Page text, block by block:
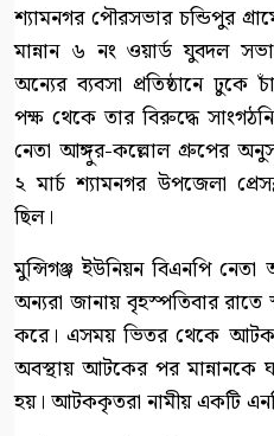
শ্যামনগর পৌরসভার চন্ডিপুর
মান্নান ৬ নং ওয়ার্ড যুবদল
অন্যের ব্যবসা প্রতিষ্ঠানে ঢুকে
পক্ষ থেকে তার বিরুদ্ধে
নেতা আঙ্গুর-কল্লোল গ্রুপের
২ মার্চ শ্যামনগর উপজেলা
ছিল।
মুন্সিগঞ্জ ইউনিয়ন বিএনপি
অন্যরা জানায় বৃহস্পতিবার রাতে
করে। এসময় ভিতর থেকে
অবস্থায় আটকের পর মান্নানকে
হয়। আটককৃতরা নামীয় একটি